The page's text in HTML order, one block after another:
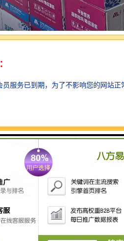
重载铁路和地方铁路这两种，其中铁